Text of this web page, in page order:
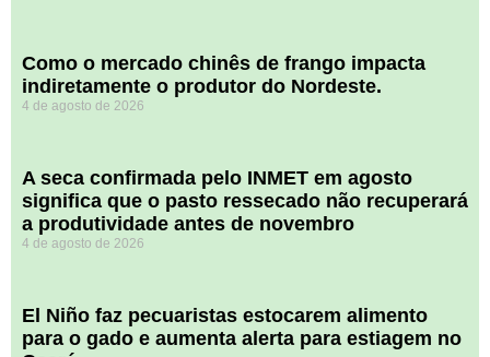
​Como o mercado chinês de frango impacta
indiretamente o produtor do Nordeste.
4 de agosto de 2026
A seca confirmada pelo INMET em agosto
significa que o pasto ressecado não recuperará
a produtividade antes de novembro
4 de agosto de 2026
El Niño faz pecuaristas estocarem alimento
para o gado e aumenta alerta para estiagem no